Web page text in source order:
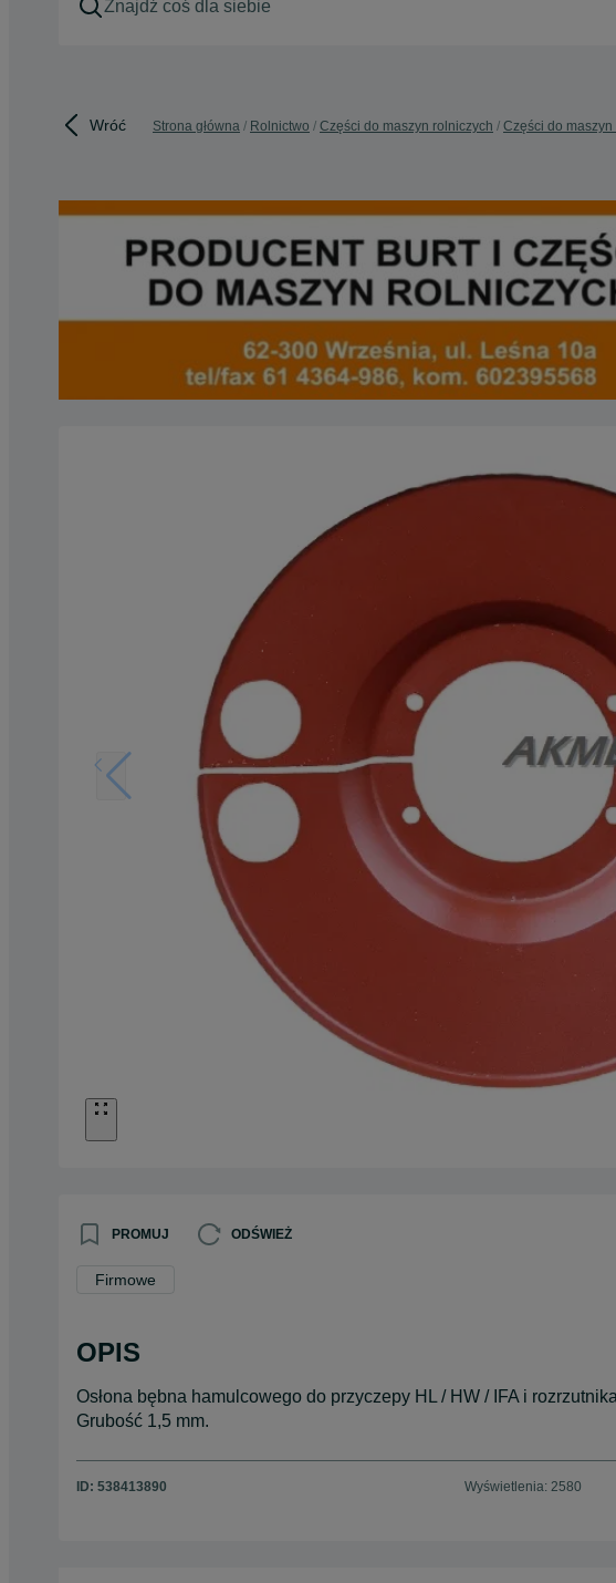
Wróć Strona główna Rolnictwo Części do maszyn rolniczych Części do
PROMUJ ODŚWIEŻ
Firmowe
OPIS
Osłona bębna hamulcowego do przyczepy HL / HW / IFA i
Grubość 1,5 mm.
ID: 538413890 Wyświetlenia: 2580